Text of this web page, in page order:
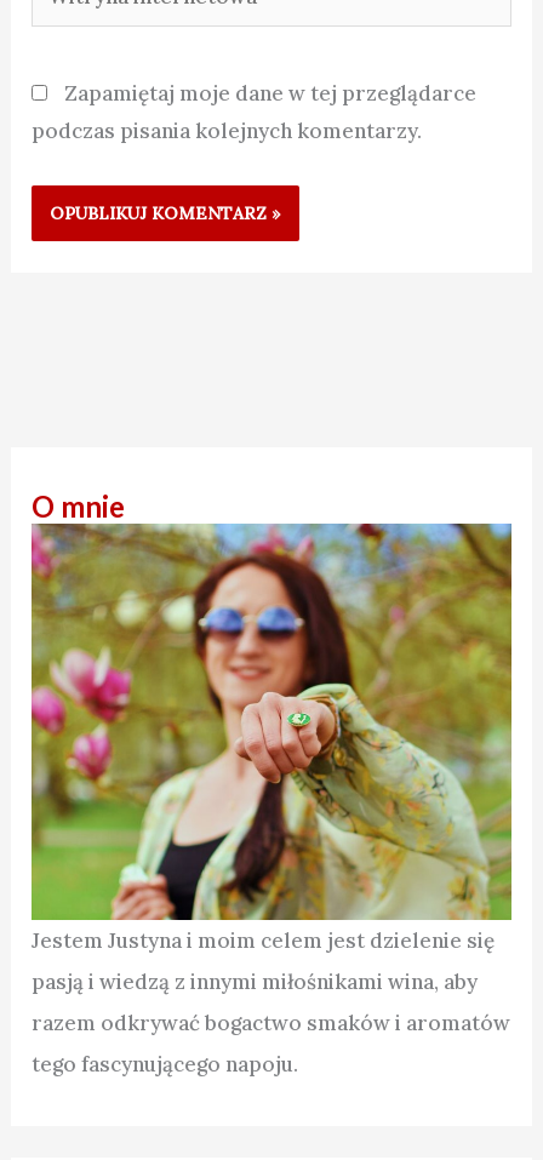
internetowa
Zapamiętaj moje dane w tej przeglądarce
podczas pisania kolejnych komentarzy.
O mnie
Jestem Justyna i moim celem jest dzielenie się
pasją i wiedzą z innymi miłośnikami wina, aby
razem odkrywać bogactwo smaków i aromatów
tego fascynującego napoju.